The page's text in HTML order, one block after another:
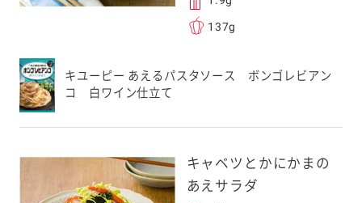
137g
キユーピー あえるパスタソース ボンゴレビアン
コ 白ワイン仕立て
キャベツとかにかまの
あえサラダ